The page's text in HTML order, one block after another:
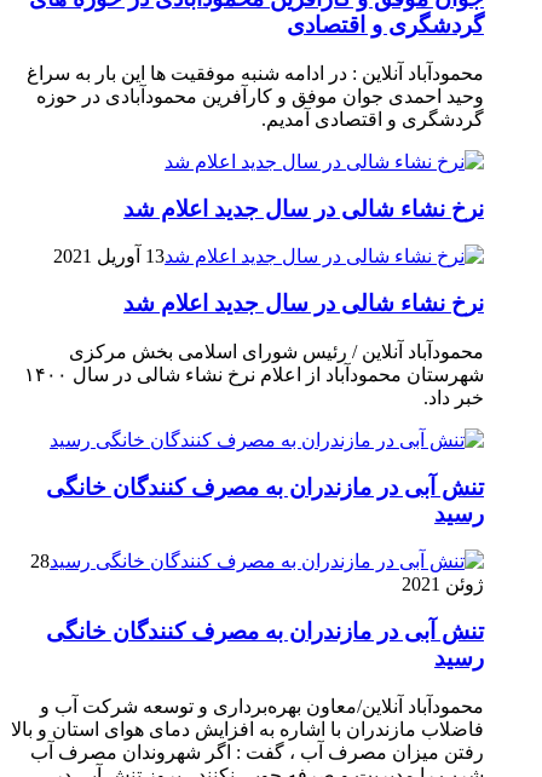
گردشگری و اقتصادی
محمودآباد آنلاین : در ادامه شنبه موفقیت ها این بار به سراغ
وحید احمدی جوان موفق و کارآفرین محمودآبادی در حوزه
گردشگری و اقتصادی آمدیم.
نرخ نشاء شالی در سال جدید اعلام شد
13 آوریل 2021
نرخ نشاء شالی در سال جدید اعلام شد
محمودآباد آنلاین / رئیس شورای اسلامی بخش مرکزی
شهرستان محمودآباد از اعلام نرخ نشاء شالی در سال ۱۴۰۰
خبر داد.
تنش آبی در مازندران به مصرف كنندگان خانگی
رسيد
28
ژوئن 2021
تنش آبی در مازندران به مصرف كنندگان خانگی
رسيد
محمودآباد آنلاین/معاون بهره‌برداری و توسعه شرکت آب و
فاضلاب مازندران با اشاره به افزایش دمای هوای استان و بالا
رفتن میزان مصرف آب ، گفت : اگر شهروندان مصرف آب